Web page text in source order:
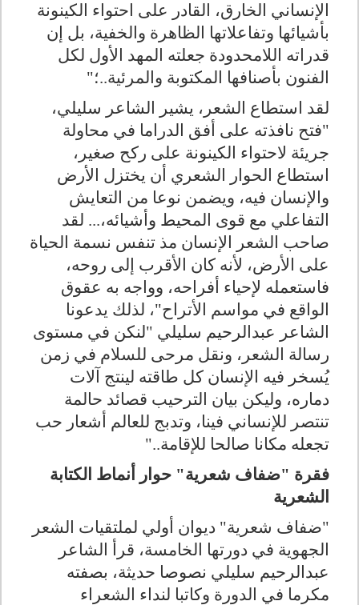
الإنساني الخارق، القادر على احتواء الكينونة
بأشيائها وتفاعلاتها الظاهرة والخفية، بل إن
قدراته اللامحدودة جعلته المهد الأول لكل
الفنون بأصنافها المكتوبة والمرئية..؛"
لقد استطاع الشعر، يشير الشاعر سليلي،
"فتح نافذته على أفق الدراما في محاولة
جريئة لاحتواء الكينونة على ركح صغير،
استطاع الحوار الشعري أن يختزل الأرض
والإنسان فيه، ويضمن نوعا من التعايش
التفاعلي مع قوى المحيط وأشيائه،... لقد
صاحب الشعر الإنسان مذ تنفس نسمة الحياة
على الأرض، لأنه كان الأقرب إلى روحه،
فاستعمله لإحياء أفراحه، وواجه به عقوق
الواقع في مواسم الأتراح"، لذلك يدعونا
الشاعر عبدالرحيم سليلي "لنكن في مستوى
رسالة الشعر، ونقل مرحى للسلام في زمن
يُسخر فيه الإنسان كل طاقته لينتج آلات
دماره، وليكن بيان الترحيب قصائد حالمة
تنتصر للإنساني فينا، وتدبج للعالم أشعار حب
تجعله مكانا صالحا للإقامة.."
فقرة "ضفاف شعرية" حوار أنماط الكتابة
الشعرية
"ضفاف شعرية" ديوان أولي لملتقيات الشعر
الجهوية في دورتها الخامسة، قرأ الشاعر
عبدالرحيم سليلي نصوصا حديثة، بصفته
مكرما في الدورة وكاتبا لنداء الشعراء